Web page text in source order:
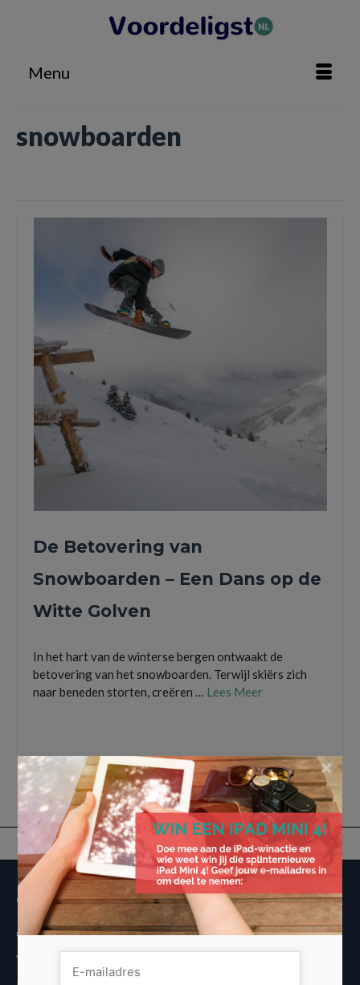
Menu
snowboarden
De Betovering van
Snowboarden – Een Dans op de
Witte Golven
In het hart van de winterse bergen ontwaakt de
betovering van het snowboarden. Terwijl skiërs zich
naar beneden storten, creëren … Lees Meer
Overige informatie
Over Voordeligst.nl
Veelgestelde vragen
×